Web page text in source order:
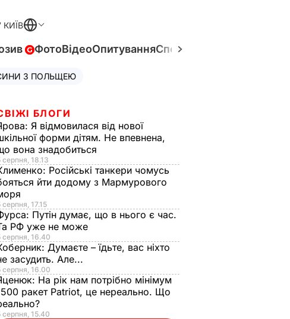
КИЇВ
ФотоВідеоОпитуванняСпецпроєкти
З ПОЛЬЩЕЮ
БЛОГИ
Я відмовилася від нової
форми дітям. Не впевнена,
вона знадобиться
серпня, 18.13
Російські танкери чомусь
йти додому з Мармурового
серпня, 17.15
Путін думає, що в нього є час.
РФ уже не може
серпня, 16.40
Думаєте – їдьте, вас ніхто
засудить. Але...
серпня, 16.00
На рік нам потрібно мінімум
ракет Patriot, це нереально. Що
серпня, 15.40